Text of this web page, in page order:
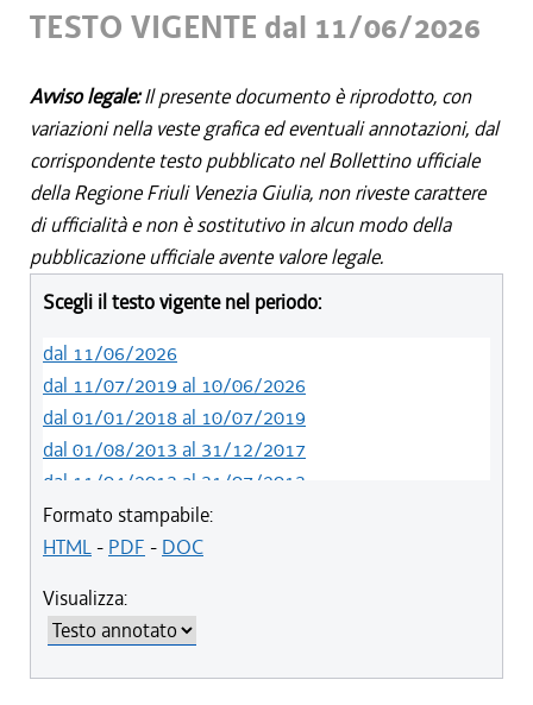
TESTO VIGENTE dal 11/06/2026
Avviso legale:Il presente documento è riprodotto, con
variazioni nella veste grafica ed eventuali annotazioni, dal
corrispondente testo pubblicato nel Bollettino ufficiale
della Regione Friuli Venezia Giulia, non riveste carattere
di ufficialità e non è sostitutivo in alcun modo della
pubblicazione ufficiale avente valore legale.
Scegli il testo vigente nel periodo:
dal 11/06/2026
dal 11/07/2019 al 10/06/2026
dal 01/01/2018 al 10/07/2019
dal 01/08/2013 al 31/12/2017
dal 11/04/2013 al 31/07/2013
dal 01/01/2012 al 10/04/2013
dal 25/08/2011 al 31/12/2011
Formato stampabile:
HTML- PDF - DOC
Visualizza: